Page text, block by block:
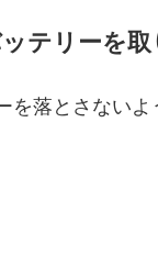
テリーを取
を落とさないよ